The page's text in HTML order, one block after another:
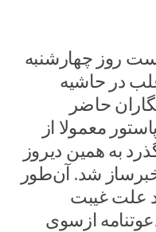
روز چهارشنبه
در حاشیه
حاضر
معمولا از
به همین دیروز
شد. آن‌طور
علت غیبت
ازسوی